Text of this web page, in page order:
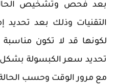
بعد فحص وتشخيص
التقنيات وذلك بعد تحديد
لكونها قد لا تكون
تحديد سعر الكبسولة بشكل
مع مرور الوقت وحسب